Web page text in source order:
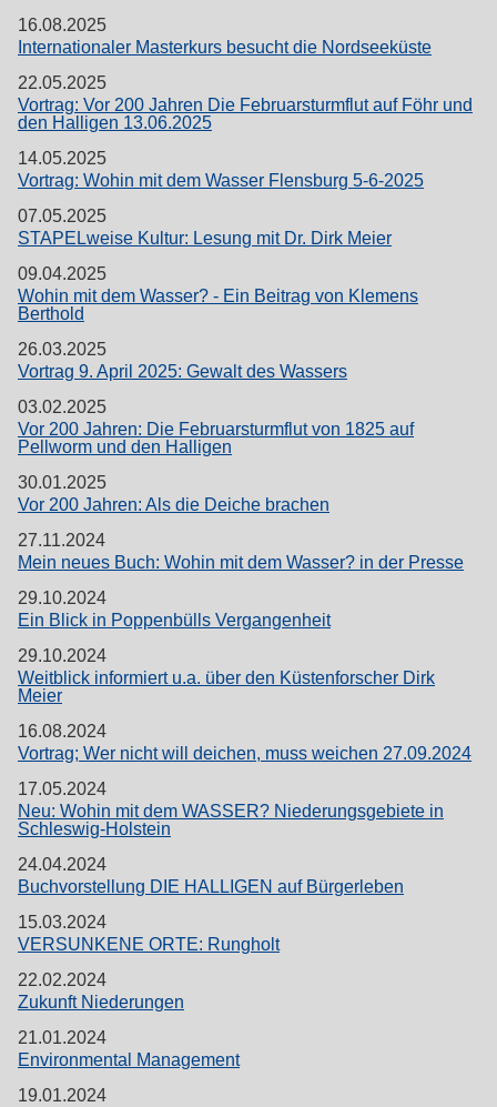
16.08.2025
Internationaler Masterkurs besucht die Nordseeküste
22.05.2025
Vortrag: Vor 200 Jahren Die Februarsturmflut auf Föhr und
den Halligen 13.06.2025
14.05.2025
Vortrag: Wohin mit dem Wasser Flensburg 5-6-2025
07.05.2025
STAPELweise Kultur: Lesung mit Dr. Dirk Meier
09.04.2025
Wohin mit dem Wasser? - Ein Beitrag von Klemens
Berthold
26.03.2025
Vortrag 9. April 2025: Gewalt des Wassers
03.02.2025
Vor 200 Jahren: Die Februarsturmflut von 1825 auf
Pellworm und den Halligen
30.01.2025
Vor 200 Jahren: Als die Deiche brachen
27.11.2024
Mein neues Buch: Wohin mit dem Wasser? in der Presse
29.10.2024
Ein Blick in Poppenbülls Vergangenheit
29.10.2024
Weitblick informiert u.a. über den Küstenforscher Dirk
Meier
16.08.2024
Vortrag; Wer nicht will deichen, muss weichen 27.09.2024
17.05.2024
Neu: Wohin mit dem WASSER? Niederungsgebiete in
Schleswig-Holstein
24.04.2024
Buchvorstellung DIE HALLIGEN auf Bürgerleben
15.03.2024
VERSUNKENE ORTE: Rungholt
22.02.2024
Zukunft Niederungen
21.01.2024
Environmental Management
19.01.2024